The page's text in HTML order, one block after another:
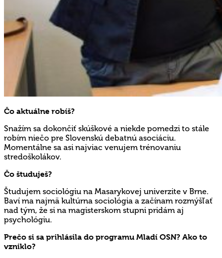
Čo aktuálne robíš?
Snažím sa dokončiť skúškové a niekde pomedzi to stále
robím niečo pre Slovenskú debatnú asociáciu.
Momentálne sa asi najviac venujem trénovaniu
stredoškolákov.
Čo študuješ?
Študujem sociológiu na Masarykovej univerzite v Brne.
Baví ma najmä kultúrna sociológia a začínam rozmýšľať
nad tým, že si na magisterskom stupni pridám aj
psychológiu.
Prečo si sa prihlásila do programu Mladí OSN? Ako to
vzniklo?